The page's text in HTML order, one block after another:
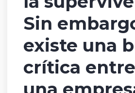
Sin
existe una
crítica